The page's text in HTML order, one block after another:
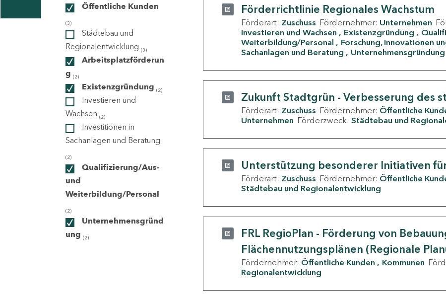
Öffentliche Kunden
(3)
Städtebau und
Regionalentwicklung (3)
Arbeitsplatzförderun
g (2)
Existenzgründung (2)
Investieren und
Wachsen (2)
Investitionen in
Sachanlagen und Beratung
(2)
Qualifizierung/Aus-
und
Weiterbildung/Personal
(2)
Unternehmensgründ
ung (2)
Förderrichtlinie Regionales Wachstum
Förderart: Zuschuss Fördernehmer: Unternehmen
Investieren und Wachsen
Existenzgründung
Weiterbildung/Personal
Forschung, Innovationen
Sachanlagen und Beratung
Unternehmensgründung
Zukunft Stadtgrün - Verbesserung des
Förderart: Zuschuss Fördernehmer: Öffentliche
Unternehmen Förderzweck: Städtebau und
Unterstützung besonderer Initiativen
Förderart: Zuschuss Fördernehmer: Öffentliche
Städtebau und Regionalentwicklung
FRL RegioPlan - Förderung von
Flächennutzungsplänen (Regionale
Fördernehmer: Öffentliche Kunden Kommunen
Regionalentwicklung